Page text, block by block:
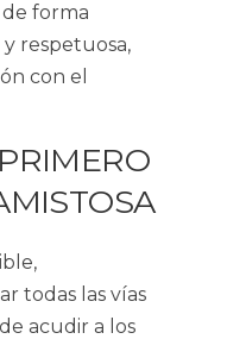
forma
respetuosa,
con el
todas las vías
acudir a los